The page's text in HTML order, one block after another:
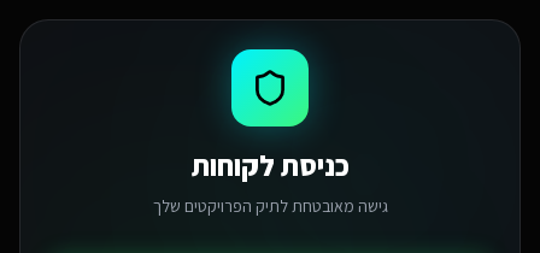
כניסת לקוחות
גישה מאובטחת לתיק הפרויקטים שלך